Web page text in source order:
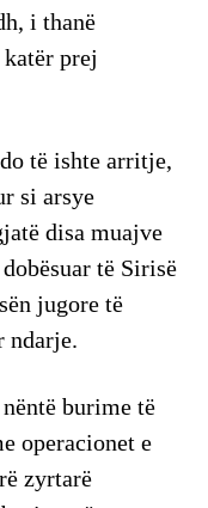
i thanë
prej
të ishte arritje,
si arsye
disa muajve
të Sirisë
jugore të
ndarje.
burime të
operacionet e
zyrtarë